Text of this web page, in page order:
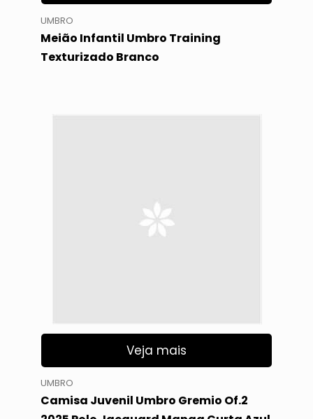
UMBRO
Meião Infantil Umbro Training
Texturizado Branco
Veja mais
UMBRO
Camisa Juvenil Umbro Gremio Of.2